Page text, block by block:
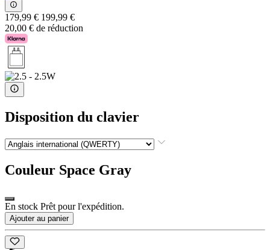
179,99 € 199,99 €
20,00 € de réduction
Disposition du clavier
Couleur Space Gray
En stock Prêt pour l'expédition.
Ajouter au panier